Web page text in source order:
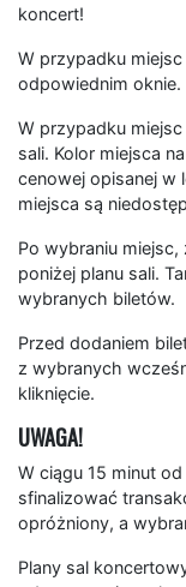
koncert!
W przypadku
odpowiednim oknie.
W przypadku
sali. Kolor miejsca
cenowej opisanej w
miejsca są
Po wybraniu
poniżej planu sali.
wybranych biletów.
Przed dodaniem
z wybranych
kliknięcie.
UWAGA!
W ciągu 15 minut
sfinalizować
opróżniony, a
Plany sal